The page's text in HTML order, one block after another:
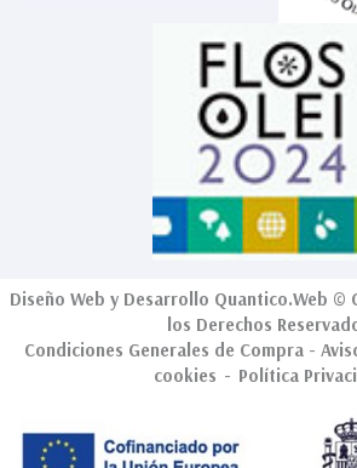
Diseño Web y Desarrollo Quantico.Web ©
los Derechos
Condiciones Generales de Compra -
cookies - Política